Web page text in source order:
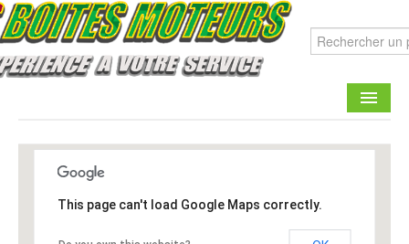
CATALOGUE
FAIRE UNE DEMANDE
This page can't load Google Maps correctly.